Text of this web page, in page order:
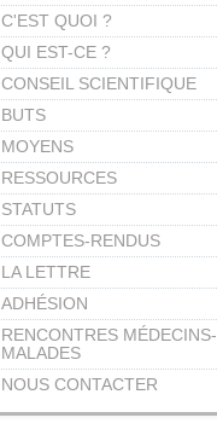
C'EST QUOI ?
QUI EST-CE ?
CONSEIL SCIENTIFIQUE
BUTS
MOYENS
RESSOURCES
STATUTS
COMPTES-RENDUS
LA LETTRE
ADHÉSION
RENCONTRES MÉDECINS-
MALADES
NOUS CONTACTER